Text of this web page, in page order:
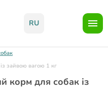
RU
зайвою вагою 1 кг
корм для собак із